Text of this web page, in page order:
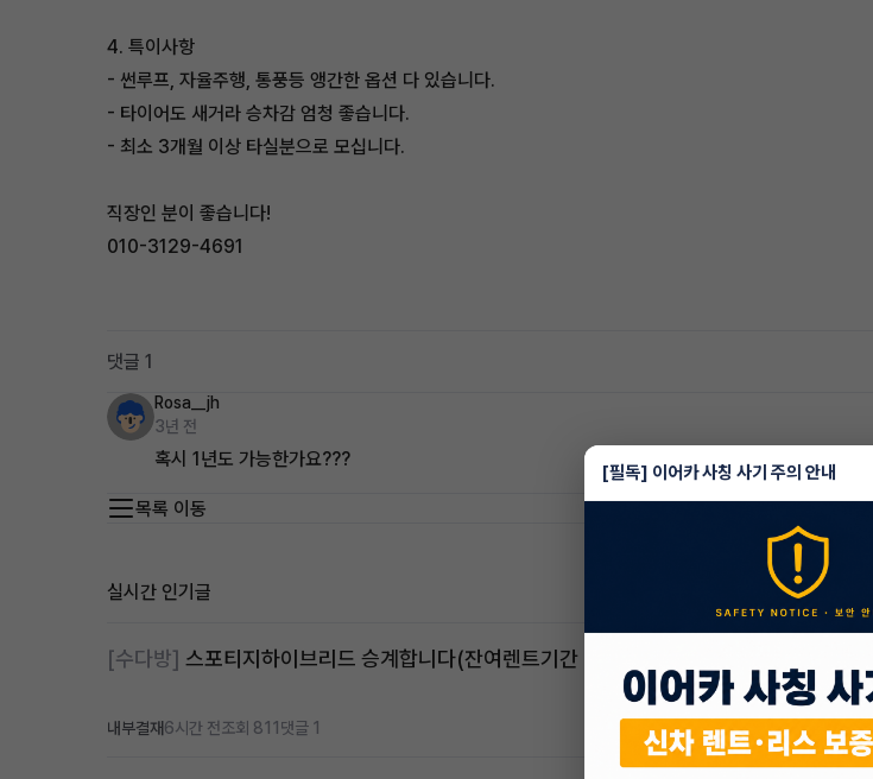
4. 특이사항
- 썬루프, 자율주행, 통풍등 앵간한 옵션 다 있습니다.
- 타이어도 새거라 승차감 엄청 좋습니다.
- 최소 3개월 이상 타실분으로 모십니다.
직장인 분이 좋습니다!
010-3129-4691
댓글 1
Rosa__jh
3년 전
혹시 1년도 가능한가요???
목록 이동
실시간 인기글
[수다방]
내부결재6시간 전조회 811 댓글 1
[필독] 이어카 사칭 사기 주의 안내